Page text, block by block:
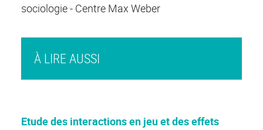
À LIRE AUSSI
Etude des interactions en jeu et des effets
sociologie - Centre Max Weber